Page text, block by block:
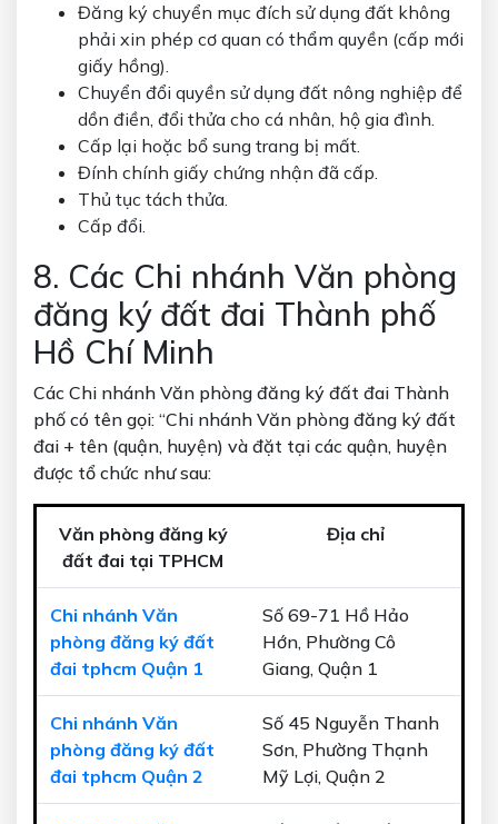
Đăng ký chuyển mục đích sử dụng đất không
phải xin phép cơ quan có thẩm quyền (cấp mới
giấy hồng).
Chuyển đổi quyền sử dụng đất nông nghiệp để
dồn điền, đổi thửa cho cá nhân, hộ gia đình.
Cấp lại hoặc bổ sung trang bị mất.
Đính chính giấy chứng nhận đã cấp.
Thủ tục tách thửa.
Cấp đổi.
8. Các Chi nhánh Văn phòng
đăng ký đất đai Thành phố
Hồ Chí Minh
Các Chi nhánh Văn phòng đăng ký đất đai Thành
phố có tên gọi: “Chi nhánh Văn phòng đăng ký đất
đai + tên (quận, huyện) và đặt tại các quận, huyện
được tổ chức như sau:
Văn phòng đăng ký
đất đai tại TPHCM
Địa chỉ
Chi nhánh Văn
phòng đăng ký đất
đai tphcm Quận 1
Số 69-71 Hồ Hảo
Hớn, Phường Cô
Giang, Quận 1
Chi nhánh Văn
phòng đăng ký đất
đai tphcm Quận 2
Số 45 Nguyễn Thanh
Sơn, Phường Thạnh
Mỹ Lợi, Quận 2